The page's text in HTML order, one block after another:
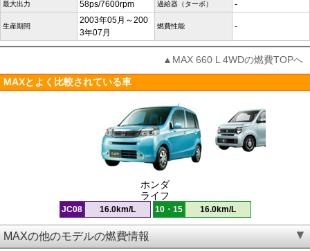
最大出力 58ps/7600rpm 過給器（ターボ） -
生産期間
2003年05月～200
3年07月
燃費性能 -
▲MAX 660 L 4WDの燃費TOPへ
MAXとよく比較されている車
ホンダ
ライフ
JC08 16.0km/L 10・15 16.0km/L
MAXの他のモデルの燃費情報